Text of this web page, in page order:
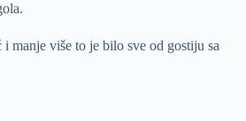
manje više to je bilo sve od gostiju sa